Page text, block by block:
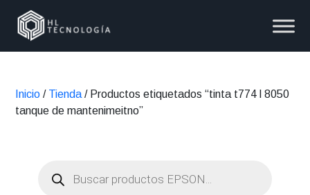
Inicio / Tienda / Productos etiquetados “tinta t774 l 8050
tanque de mantenimeitno”
productos